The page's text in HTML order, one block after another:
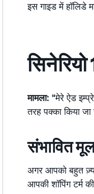
इस गाइड में हॉलिडे
मामला: "मेरे ऐड
तरह पक्का किया
संभावित मूल
अगर आपको बहुत
आपकी शॉपिंग टर्म